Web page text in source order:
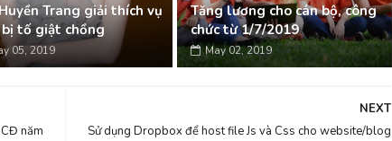
Trang giải thích vụ
bị tố giật chồng
05, 2019
Tăng lương cho cán bộ, công
chức từ 1/7/2019
May 02, 2019
NEXT
Sử dụng Dropbox để host file Js và Css cho website/blog
năm